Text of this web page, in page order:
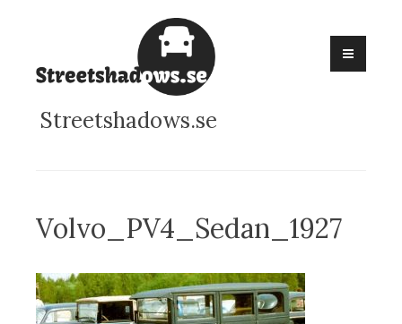
content
Streetshadows.se
Volvo_PV4_Sedan_1927